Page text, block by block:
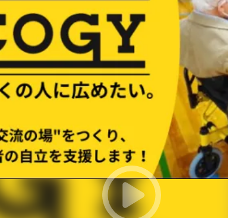
ビジネス・起業 チャレンジ
まちづくり・地域活性化